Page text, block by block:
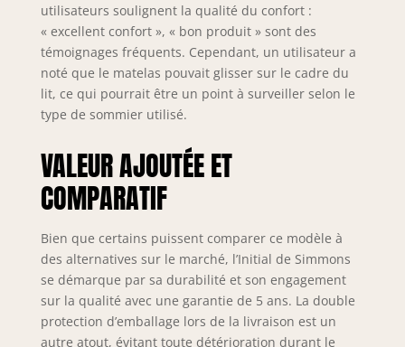
utilisateurs soulignent la qualité du confort :
« excellent confort », « bon produit » sont des
témoignages fréquents. Cependant, un utilisateur a
noté que le matelas pouvait glisser sur le cadre du
lit, ce qui pourrait être un point à surveiller selon le
type de sommier utilisé.
VALEUR AJOUTÉE ET
COMPARATIF
Bien que certains puissent comparer ce modèle à
des alternatives sur le marché, l’Initial de Simmons
se démarque par sa durabilité et son engagement
sur la qualité avec une garantie de 5 ans. La double
protection d’emballage lors de la livraison est un
autre atout, évitant toute détérioration durant le